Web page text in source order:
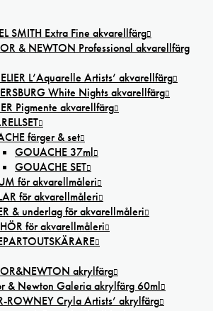
SMITH Extra Fine akvarellfärg
& NEWTON Professional akvarellfärg
L’Aquarelle Artists’ akvarellfärg
White Nights akvarellfärg
Pigmente akvarellfärg
färger & set
GOUACHE 37ml
GOUACHE SET
för akvarellmåleri
för akvarellmåleri
& underlag för akvarellmåleri
för akvarellmåleri
akrylfärg
& Newton Galeria akrylfärg 60ml
ROWNEY Cryla Artists’ akrylfärg